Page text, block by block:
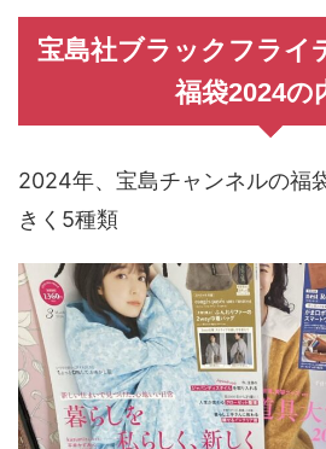
宝島社ブラックフラ
福袋2024の
2024年、宝島チャンネルの福
きく5種類